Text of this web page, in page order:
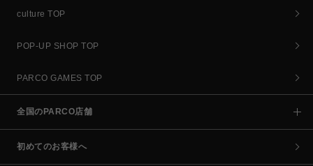
culture TOP
POP-UP SHOP TOP
PARCO GAMES TOP
全国のPARCO店舗
初めてのお客様へ